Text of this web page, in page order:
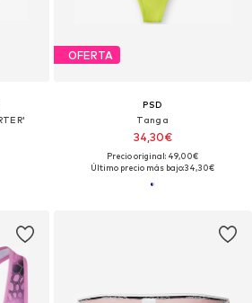
OFERTA
PSD
Tanga
34,30€
Precio original: 49,00€
Último precio más bajo:34,30€